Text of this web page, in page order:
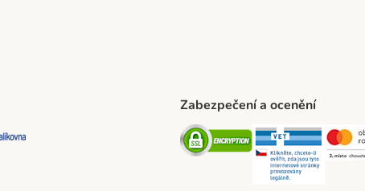
Shipping Method
Shipping Method
Balíkovna Shipping Method
Zabezpečení a ocenění
Security Security